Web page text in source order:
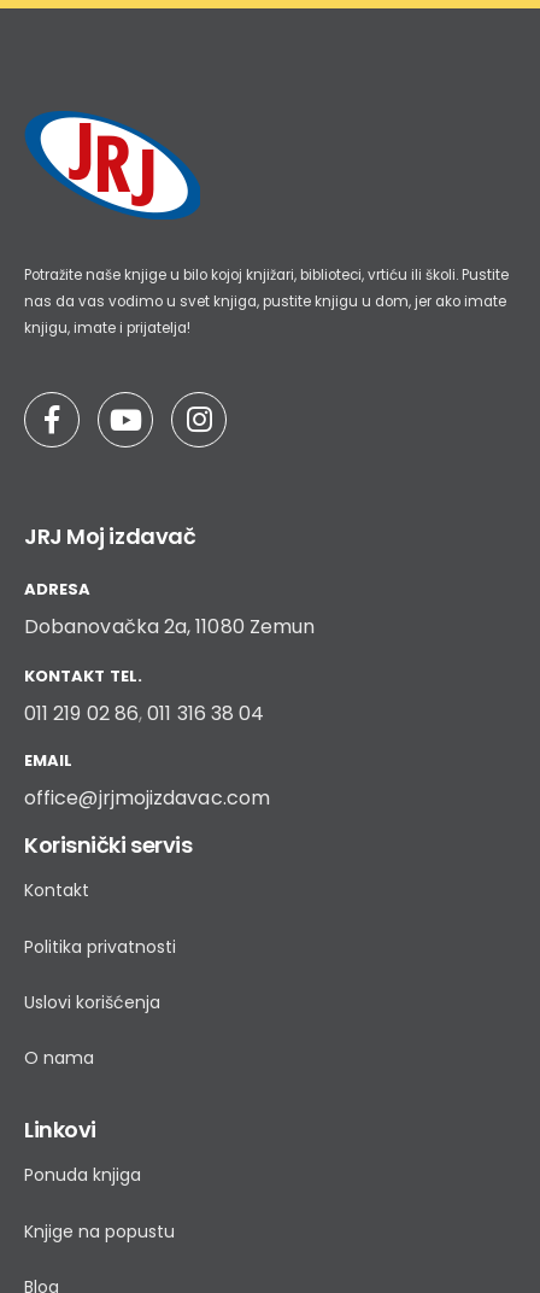
Potražite naše knjige u bilo kojoj knjižari, biblioteci, vrtiću ili školi. Pustite
nas da vas vodimo u svet knjiga, pustite knjigu u dom, jer ako imate
knjigu, imate i prijatelja!
JRJ Moj izdavač
ADRESA
Dobanovačka 2a, 11080 Zemun
KONTAKT TEL.
011 219 02 86,011 316 38 04
EMAIL
office@jrjmojizdavac.com
Korisnički servis
Kontakt
Politika privatnosti
Uslovi korišćenja
O nama
Linkovi
Ponuda knjiga
Knjige na popustu
Blog